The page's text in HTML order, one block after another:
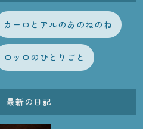
カーロとアルのあのねのね
ロッロのひとりごと
最新の日記